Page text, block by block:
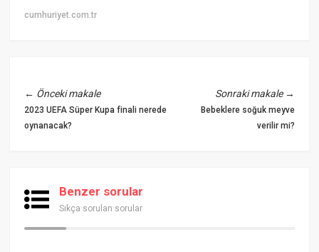
cumhuriyet.com.tr
← Önceki makale
2023 UEFA Süper Kupa finali nerede
oynanacak?
Sonraki makale→
Bebeklere soğuk meyve
verilir mi?
Benzer sorular
Sıkça sorulan sorular